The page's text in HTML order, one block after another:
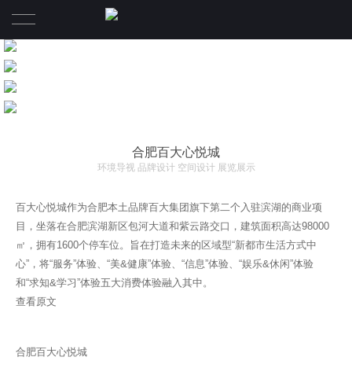
合肥百大心悦城
环境导视 品牌设计 空间设计 展览展示
百大心悦城作为合肥本土品牌百大集团旗下第二个入驻滨湖的商业项
目，坐落在合肥滨湖新区包河大道和紫云路交口，建筑面积高达98000
㎡，拥有1600个停车位。旨在打造未来的区域型“新都市生活方式中
心”，将“服务”体验、“美&健康”体验、“信息”体验、“娱乐&休闲”体验
和“求知&学习”体验五大消费体验融入其中。
查看原文
合肥百大心悦城
CONTACT